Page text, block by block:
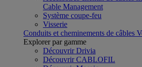
Cable Management
Système coupe-feu
Visserie
Conduits et cheminements de câbles
Explorer par gamme
Découvrir Drivia
Découvrir CABLOFIL